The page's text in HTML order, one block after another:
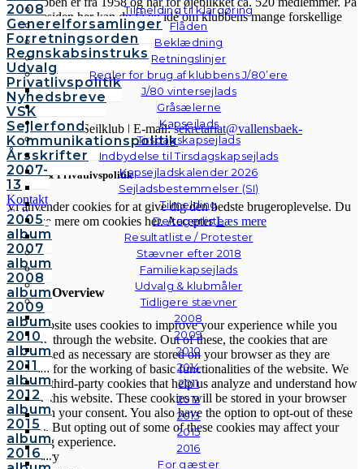
Tilmelding til klargøring
Flåden
Beklædning
Retningslinjer
Regler for brug af klubbens J/80’ere
J/80 vintersejlads
Gråsælerne
Kapsejlads
Tirsdagskapsejlads
Indbydelse til Tirsdagskapsejlads
Kapsejladskalender 2026
Sejladsbestemmelser (SI)
Tilmelding
Deltagerliste
Resultatliste / Protester
Stævner efter 2018
Familiekapsejlads
Udvalg & klubmåler
Tidligere stævner
2008
2009
2010
2014
2011
2012
2013
2015
2016
For gæster
2008
Generelforsamlinger
Forretningsorden
Regnskabsinstruks
Udvalg
Privatlivspolitik
Nyhedsbreve
VSK
Sejlerfond
Kommunikationspolitik
Årsskrifter
2007-
13
Kontakt
Galleri
Andre
fotos
2005
album
2007
album
2008
album
2009
album
2010
album
2011
album
2012
album
2015
album
2016
hjemmesiden her kan du få en idé om klubbens mange forskellige
aktiviteter.
© Vallensbæk Sejlklub | E-mail:sekretariat@vallensbaek-
sejlklub.dk|Privatlivspolitik
Cookies & Privatlivspolitik
Vi anvender cookies for at give dig den bedste brugeroplevelse. Du
kan læse mere om cookies her.Accepter Læs mere
Luk
Privacy Overview
This website uses cookies to improve your experience while you
navigate through the website. Out of these, the cookies that are
categorized as necessary are stored on your browser as they are
essential for the working of basic functionalities of the website. We
also use third-party cookies that help us analyze and understand how
you use this website. These cookies will be stored in your browser
only with your consent. You also have the option to opt-out of these
cookies. But opting out of some of these cookies may affect your
browsing experience.
Necessary